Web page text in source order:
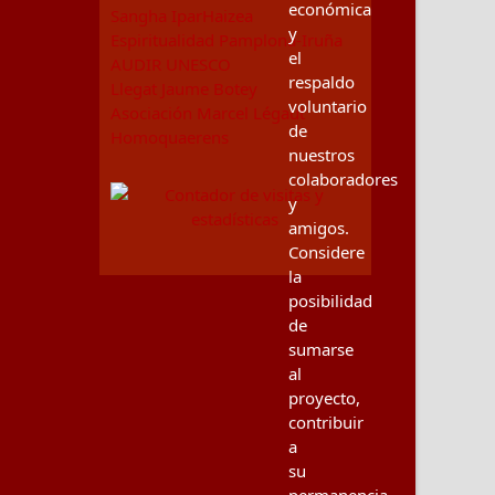
Sangha IparHaizea
Espiritualidad Pamplona-Iruña
AUDIR UNESCO
Llegat Jaume Botey
Asociación Marcel Légaut
Homoquaerens
económica
y
el
respaldo
voluntario
de
nuestros
colaboradores
y
amigos.
Considere
la
posibilidad
de
sumarse
al
proyecto,
contribuir
a
su